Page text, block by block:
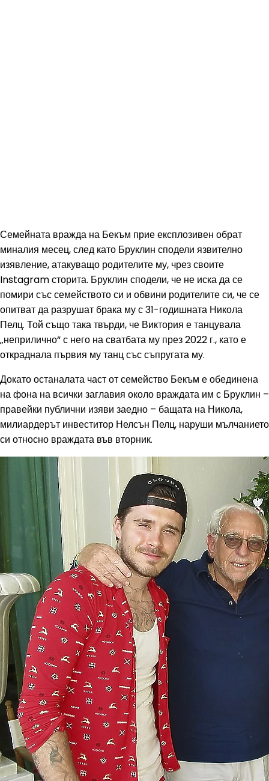
Семейната вражда на Бекъм прие експлозивен обрат
миналия месец, след като Бруклин сподели язвително
изявление, атакуващо родителите му, чрез своите
Instagram сторита. Бруклин сподели, че не иска да се
помири със семейството си и обвини родителите си, че се
опитват да разрушат брака му с 31-годишната Никола
Пелц. Той също така твърди, че Виктория е танцувала
„неприлично“ с него на сватбата му през 2022 г., като е
откраднала първия му танц със съпругата му.
Докато останалата част от семейство Бекъм е обединена
на фона на всички заглавия около враждата им с Бруклин –
правейки публични изяви заедно – бащата на Никола,
милиардерът инвеститор Нелсън Пелц, наруши мълчанието
си относно враждата във вторник.